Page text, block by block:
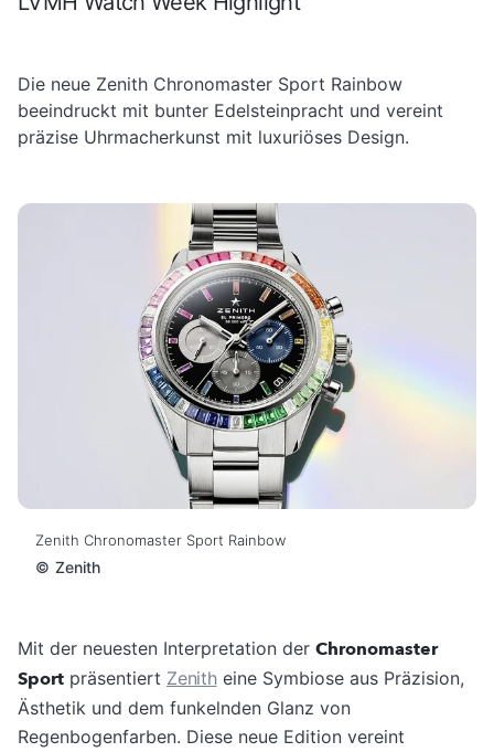
Die neue Zenith Chronomaster Sport Rainbow
beeindruckt mit bunter Edelsteinpracht und vereint
präzise Uhrmacherkunst mit luxuriöses Design.
Zenith Chronomaster Sport Rainbow
© Zenith
Mit der neuesten Interpretation der Chronomaster
Sport präsentiert Zenitheine Symbiose aus Präzision,
Ästhetik und dem funkelnden Glanz von
Regenbogenfarben. Diese neue Edition vereint